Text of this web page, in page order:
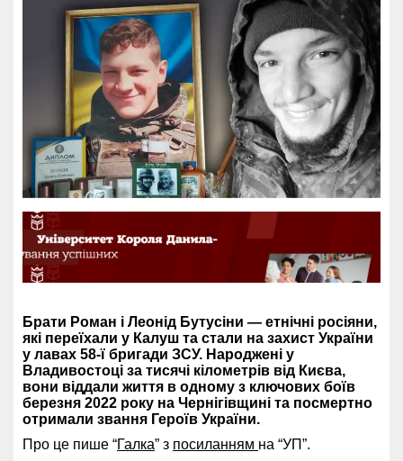
Брати Роман і Леонід Бутусіни — етнічні росіяни,
які переїхали у Калуш та стали на захист України
у лавах 58-ї бригади ЗСУ. Народжені у
Владивостоці за тисячі кілометрів від Києва,
вони віддали життя в одному з ключових боїв
березня 2022 року на Чернігівщині та посмертно
отримали звання Героїв України.
Про це пише “Галка” з посиланням на “УП”.